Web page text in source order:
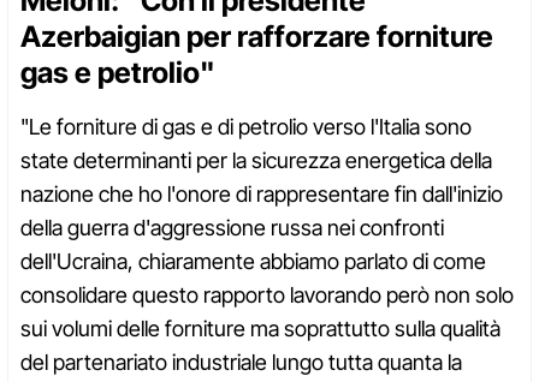
Azerbaigian per rafforzare forniture
gas e petrolio"
"Le forniture di gas e di petrolio verso l'Italia sono
state determinanti per la sicurezza energetica della
nazione che ho l'onore di rappresentare fin dall'inizio
della guerra d'aggressione russa nei confronti
dell'Ucraina, chiaramente abbiamo parlato di come
consolidare questo rapporto lavorando però non solo
sui volumi delle forniture ma soprattutto sulla qualità
del partenariato industriale lungo tutta quanta la